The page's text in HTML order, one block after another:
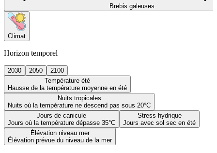
Brebis galeuses
Climat
Horizon temporel
2030 2050
2100
Température été
Hausse de la température moyenne en été
Nuits tropicales
Nuits où la température ne descend pas sous 20°C
Jours de canicule
Jours où la température dépasse 35°C
Stress hydrique
Jours avec sol sec en été
Élévation niveau mer
Élévation prévue du niveau de la mer